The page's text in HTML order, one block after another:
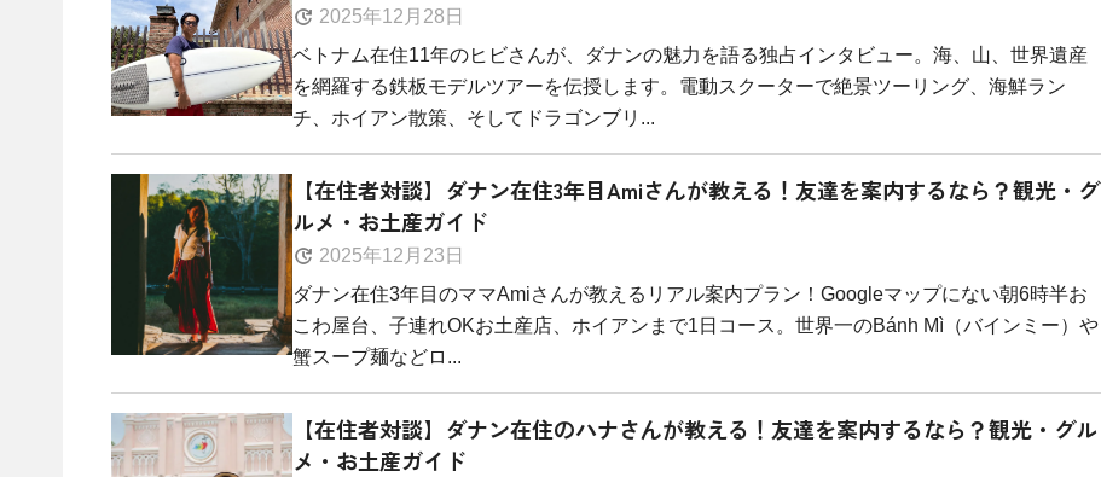
2025年12月28日
ベトナム在住11年のヒビさんが、ダナンの魅力を語る独占インタビュー。海、山、世界遺産
を網羅する鉄板モデルツアーを伝授します。電動スクーターで絶景ツーリング、海鮮ラン
チ、ホイアン散策、そしてドラゴンブリ...
【在住者対談】ダナン在住3年目Amiさんが教える！友達を案内するなら？観光・グ
ルメ・お土産ガイド
2025年12月23日
ダナン在住3年目のママAmiさんが教えるリアル案内プラン！Googleマップにない朝6時半お
こわ屋台、子連れOKお土産店、ホイアンまで1日コース。世界一のBánh Mì（バインミー）や
蟹スープ麺などロ...
【在住者対談】ダナン在住のハナさんが教える！友達を案内するなら？観光・グル
メ・お土産ガイド